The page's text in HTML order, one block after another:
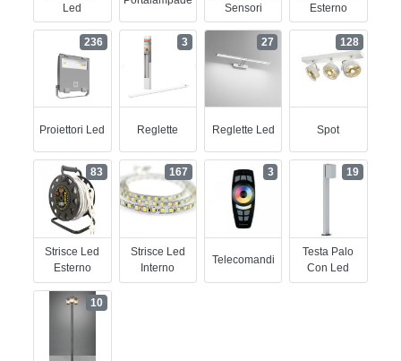
Led
Sensori
Esterno
Proiettori Led
236
Reglette
3
Reglette Led
27
Spot
128
Strisce Led
Esterno
83
Strisce Led
Interno
167
Telecomandi
3
Testa Palo
Con Led
19
10